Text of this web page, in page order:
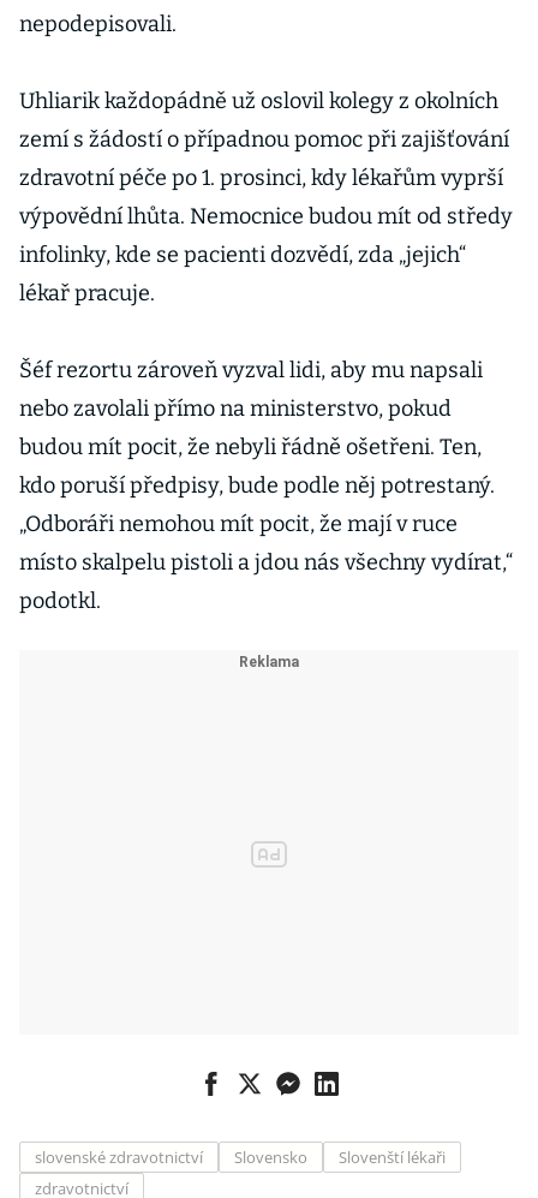
nepodepisovali.
Uhliarik každopádně už oslovil kolegy z okolních
zemí s žádostí o případnou pomoc při zajišťování
zdravotní péče po 1. prosinci, kdy lékařům vyprší
výpovědní lhůta. Nemocnice budou mít od středy
infolinky, kde se pacienti dozvědí, zda „jejich“
lékař pracuje.
Šéf rezortu zároveň vyzval lidi, aby mu napsali
nebo zavolali přímo na ministerstvo, pokud
budou mít pocit, že nebyli řádně ošetřeni. Ten,
kdo poruší předpisy, bude podle něj potrestaný.
„Odboráři nemohou mít pocit, že mají v ruce
místo skalpelu pistoli a jdou nás všechny vydírat,“
podotkl.
slovenské zdravotnictví Slovensko
Slovenští lékaři
zdravotnictví